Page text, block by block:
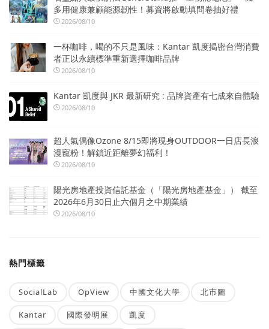
多用健康兼顧能源韌性！募資將啟動填問卷抽好禮
2026/08/10
一杯咖啡，喝的不只是風味：Kantar 凱度揭密台灣消費
者正以永續標準重新選擇咖啡品牌
2026/08/10
Kantar 凱度與 JKR 最新研究 : 品牌資產有七成來自體驗
2026/08/10
超人氣偶像Ozone 8/15即將現身OUTDOOR一日店長浪
漫寵粉！解鎖近距離夢幻福利！
2026/08/10
陽光房地產投資信託基金（「陽光房地產基金」） 截至
2026年6月30日止六個月之中期業績
2026/08/10
熱門標籤
SocialLab OpView 中國文化大學 北市圖
Kantar 國際發明展 凱度